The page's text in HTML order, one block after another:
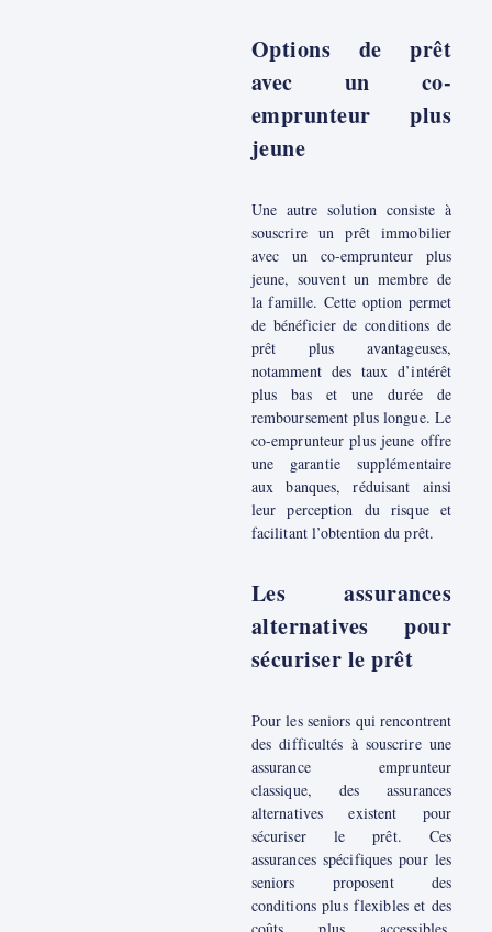
Options de prêt
avec un co-
emprunteur plus
jeune
Une autre solution consiste à
souscrire un prêt immobilier
avec un co-emprunteur plus
jeune, souvent un membre de
la famille. Cette option permet
de bénéficier de conditions de
prêt plus avantageuses,
notamment des taux d’intérêt
plus bas et une durée de
remboursement plus longue. Le
co-emprunteur plus jeune offre
une garantie supplémentaire
aux banques, réduisant ainsi
leur perception du risque et
facilitant l’obtention du prêt.
Les assurances
alternatives pour
sécuriser le prêt
Pour les seniors qui rencontrent
des difficultés à souscrire une
assurance emprunteur
classique, des assurances
alternatives existent pour
sécuriser le prêt. Ces
assurances spécifiques pour les
seniors proposent des
conditions plus flexibles et des